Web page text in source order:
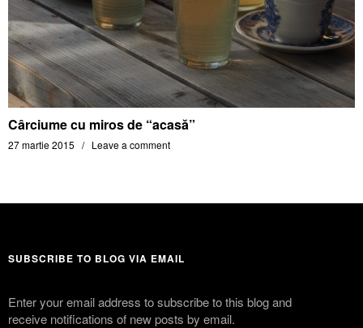
Cârciume cu miros de “acasă”
27 martie 2015 Leave a comment
SUBSCRIBE TO BLOG VIA EMAIL
Enter your email address to subscribe to this blog and
receive notifications of new posts by email.